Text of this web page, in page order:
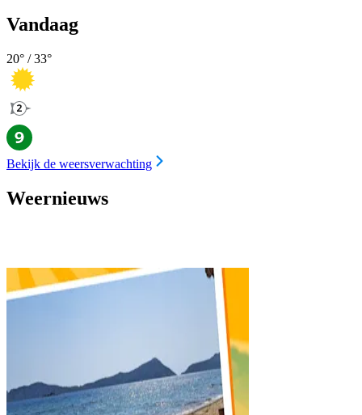
Vandaag
20° /33°
Bekijk de weersverwachting
Weernieuws